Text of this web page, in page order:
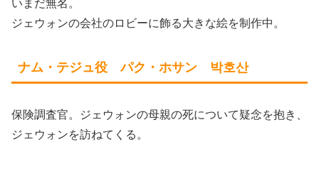
いまだ無名。
ジェウォンの会社のロビーに飾る大きな絵を制作中。
ナム・テジュ役 パク・ホサン 박호산
保険調査官。ジェウォンの母親の死について疑念を抱き、
ジェウォンを訪ねてくる。